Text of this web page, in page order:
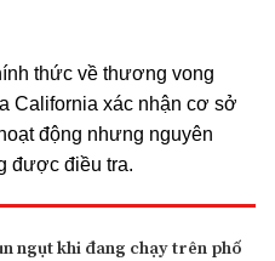
thức về thương vong
California xác nhận cơ sở
động nhưng nguyên
được điều tra.
ngụt khi đang chạy trên phố